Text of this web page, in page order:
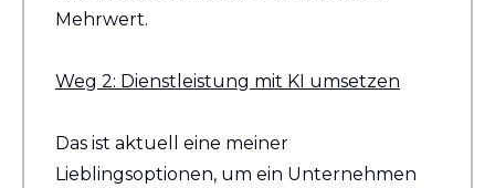
Mehrwert.
Weg 2: Dienstleistung mit KI umsetzen
Das ist aktuell eine meiner
Lieblingsoptionen, um ein Unternehmen